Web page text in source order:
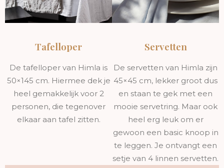
Tafelloper
De tafelloper van Himla is
50×145 cm. Hiermee dek je
heel gemakkelijk voor 2
personen, die tegenover
elkaar aan tafel zitten.
Servetten
De servetten van Himla zijn
45×45 cm, lekker groot dus
en staan te gek met een
mooie servetring. Maar ook
heel erg leuk om er
gewoon een basic knoop in
te leggen. Je ontvangt een
setje van 4 linnen servetten.